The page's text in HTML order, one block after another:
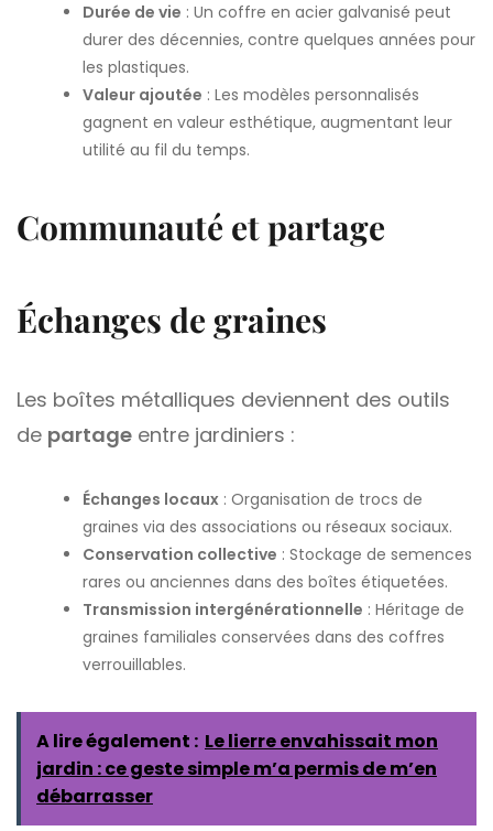
Durée de vie : Un coffre en acier galvanisé peut
durer des décennies, contre quelques années pour
les plastiques.
Valeur ajoutée : Les modèles personnalisés
gagnent en valeur esthétique, augmentant leur
utilité au fil du temps.
Communauté et partage
Échanges de graines
Les boîtes métalliques deviennent des outils
de partage entre jardiniers :
Échanges locaux : Organisation de trocs de
graines via des associations ou réseaux sociaux.
Conservation collective : Stockage de semences
rares ou anciennes dans des boîtes étiquetées.
Transmission intergénérationnelle : Héritage de
graines familiales conservées dans des coffres
verrouillables.
A lire également : Le lierre envahissait mon
jardin : ce geste simple m’a permis de m’en
débarrasser